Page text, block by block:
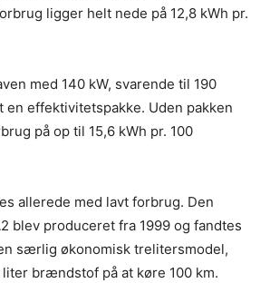
ligger helt nede på 12,8 kWh pr.
med 140 kW, svarende til 190
effektivitetspakke. Uden pakken
på op til 15,6 kWh pr. 100
allerede med lavt forbrug. Den
blev produceret fra 1999 og fandtes
særlig økonomisk trelitersmodel,
brændstof på at køre 100 km.